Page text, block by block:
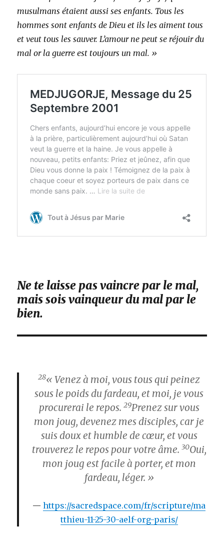
musulmans étaient aussi ses enfants. Tous les
hommes sont enfants de Dieu et ils les aiment tous
et veut tous les sauver. L’amour ne peut se réjouir du
mal or la guerre est toujours un mal. »
Ne te laisse pas vaincre par le mal,
mais sois vainqueur du mal par le
bien.
28« Venez à moi, vous tous qui peinez
sous le poids du fardeau, et moi, je vous
procurerai le repos. 29Prenez sur vous
mon joug, devenez mes disciples, car je
suis doux et humble de cœur, et vous
trouverez le repos pour votre âme. 30Oui,
mon joug est facile à porter, et mon
fardeau, léger. »
https://sacredspace.com/fr/scripture/ma
tthieu-11-25-30-aelf-org-paris/